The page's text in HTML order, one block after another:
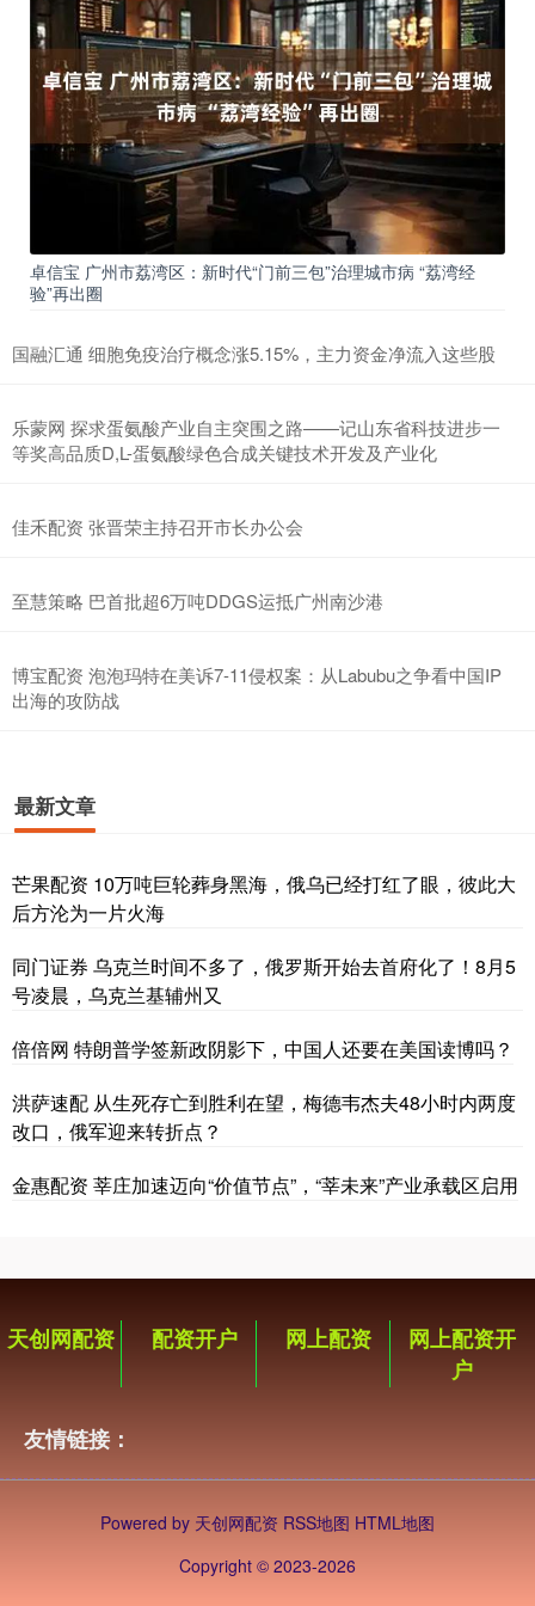
卓信宝 广州市荔湾区：新时代“门前三包”治理城市病 “荔湾经
验”再出圈
国融汇通 细胞免疫治疗概念涨5.15%，主力资金净流入这些股
乐蒙网 探求蛋氨酸产业自主突围之路——记山东省科技进步一
等奖高品质D,L-蛋氨酸绿色合成关键技术开发及产业化
佳禾配资 张晋荣主持召开市长办公会
至慧策略 巴首批超6万吨DDGS运抵广州南沙港
博宝配资 泡泡玛特在美诉7-11侵权案：从Labubu之争看中国IP
出海的攻防战
最新文章
芒果配资 10万吨巨轮葬身黑海，俄乌已经打红了眼，彼此大
后方沦为一片火海
同门证券 乌克兰时间不多了，俄罗斯开始去首府化了！8月5
号凌晨，乌克兰基辅州又
倍倍网 特朗普学签新政阴影下，中国人还要在美国读博吗？
洪萨速配 从生死存亡到胜利在望，梅德韦杰夫48小时内两度
改口，俄军迎来转折点？
金惠配资 莘庄加速迈向“价值节点”，“莘未来”产业承载区启用
天创网配资 配资开户 网上配资
网上配资开
户
友情链接：
Powered by 天创网配资 RSS地图 HTML地图
Copyright © 2023-2026